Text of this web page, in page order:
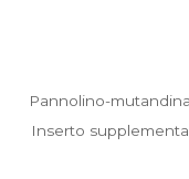
Pannolino-
Inserto